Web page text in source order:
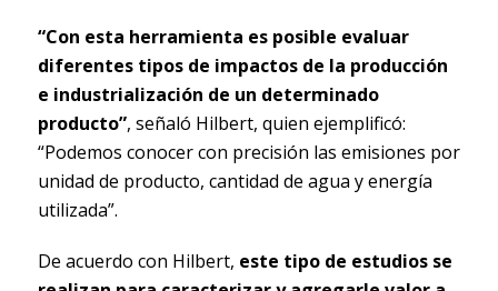
“Con esta herramienta es posible evaluar
diferentes tipos de impactos de la producción
e industrialización de un determinado
producto”, señaló Hilbert, quien ejemplificó:
“Podemos conocer con precisión las emisiones por
unidad de producto, cantidad de agua y energía
utilizada”.
De acuerdo con Hilbert, este tipo de estudios se